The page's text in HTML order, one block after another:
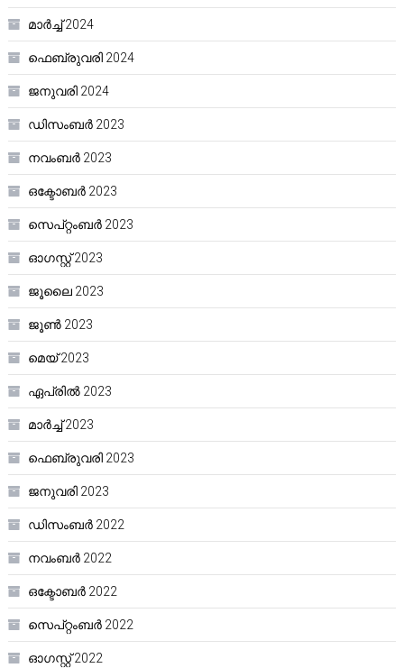
മാർച്ച്‌ 2024
ഫെബ്രുവരി 2024
ജനുവരി 2024
ഡിസംബർ 2023
നവംബർ 2023
ഒക്ടോബർ 2023
സെപ്റ്റംബർ 2023
ഓഗസ്റ്റ്‌ 2023
ജൂലൈ 2023
ജൂൺ 2023
മെയ്‌ 2023
ഏപ്രിൽ 2023
മാർച്ച്‌ 2023
ഫെബ്രുവരി 2023
ജനുവരി 2023
ഡിസംബർ 2022
നവംബർ 2022
ഒക്ടോബർ 2022
സെപ്റ്റംബർ 2022
ഓഗസ്റ്റ്‌ 2022